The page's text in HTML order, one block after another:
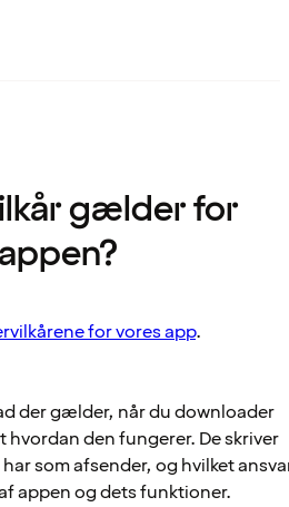
gælder for
appen?
for vores app.
der gælder, når du downloader
hvordan den fungerer. De skriver
som afsender, og hvilket
appen og dets funktioner.